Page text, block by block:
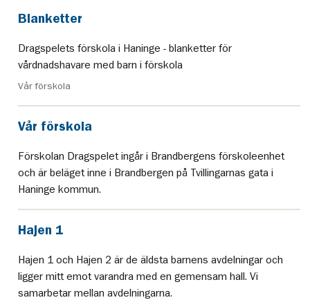
Blanketter
Dragspelets förskola i Haninge - blanketter för
vårdnadshavare med barn i förskola
Vår förskola
Vår förskola
Förskolan Dragspelet ingår i Brandbergens förskoleenhet
och är beläget inne i Brandbergen på Tvillingarnas gata i
Haninge kommun.
Hajen 1
Hajen 1 och Hajen 2 är de äldsta barnens avdelningar och
ligger mitt emot varandra med en gemensam hall. Vi
samarbetar mellan avdelningarna.